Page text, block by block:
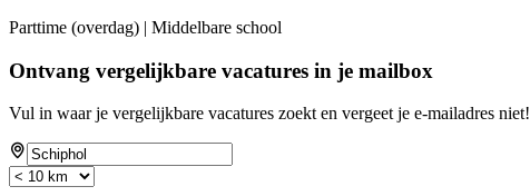
Parttime (overdag) | Middelbare school
Ontvang vergelijkbare vacatures in je mailbox
Vul in waar je vergelijkbare vacatures zoekt en vergeet je e-mailadres niet!
If
you
are